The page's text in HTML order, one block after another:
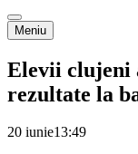
Meniu
Elevii clujeni
rezultate la
20 iunie13:49